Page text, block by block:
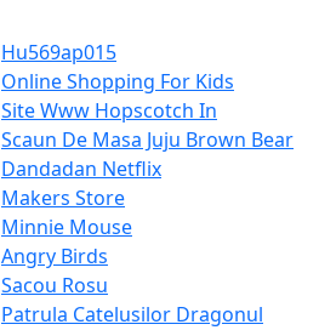
Hu569ap015
Online Shopping For Kids
Site Www Hopscotch In
Scaun De Masa Juju Brown Bear
Dandadan Netflix
Makers Store
Minnie Mouse
Angry Birds
Sacou Rosu
Patrula Catelusilor Dragonul